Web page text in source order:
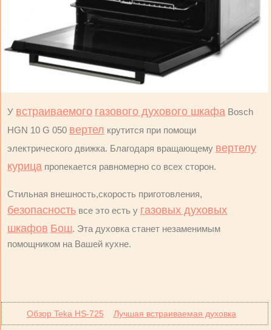
У встраиваемого газового духового шкафа Bosch
HGN 10 G 050 вертел крутится при помощи
электрического движка. Благодаря вращающему вертелу
курица пропекается равномерно со всех сторон.
Стильная внешность,скорость приготовления,
безопасность все это есть у газовых духовых
шкафов Бош. Эта духовка станет незаменимым
помощником на Вашей кухне.
Обзор Teka HS-725 Лучшая встраиваемая духовка